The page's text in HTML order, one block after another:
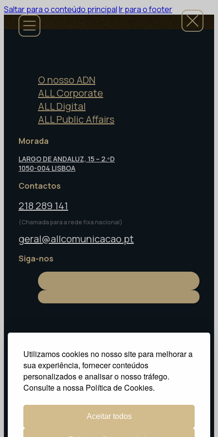
Utilizamos cookies no nosso site para melhorar a
sua experiência, fornecer conteúdos
personalizados e analisar o nosso tráfego.
Consulte a nossa Política de Cookies.
Aceitar todos
Saltar para o conteúdo principalIr para o footer
O nosso ADN
ALL Corporate
ALL Digital
ALL Public Affairs
Morada
LARGO DE ANDALUZ, 15 – 2.ºD
1050-004 LISBOA
Contactos
218 289 141
(Chamada para a rede fixa nacional)
geral@allcomunicacao.pt
Siga-nos
RECONHECIDOS COMO: